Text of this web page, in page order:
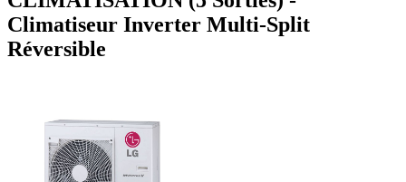
Climatiseur Inverter Multi-Split
Réversible